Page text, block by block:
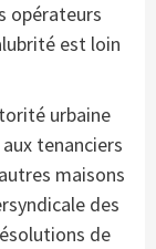
opérateurs
est loin
urbaine
tenanciers
maisons
des
de